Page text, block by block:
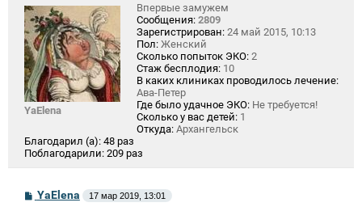
YaElena
Впервые замужем
Сообщения: 2809
Зарегистрирован: 24 май 2015, 10:13
Пол: Женский
Сколько попыток ЭКО: 2
Стаж бесплодия: 10
В каких клиниках проводилось лечение:
Ава-Петер
Где было удачное ЭКО: Не требуется!
Сколько у вас детей: 1
Откуда: Архангельск
Благодарил (а): 48 раз
Поблагодарили: 209 раз
С
о
YaElena 17 мар 2019, 13:01